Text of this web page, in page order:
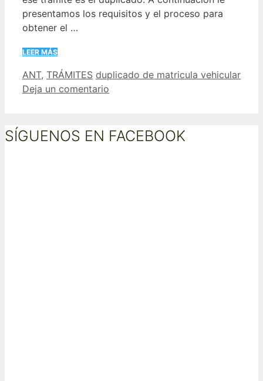
presentamos los requisitos y el proceso para
obtener el …
LEER MÁS
Categorías
ANT, TRÁMITES Etiquetas
duplicado de matricula vehicular
Deja un comentario
SÍGUENOS EN FACEBOOK